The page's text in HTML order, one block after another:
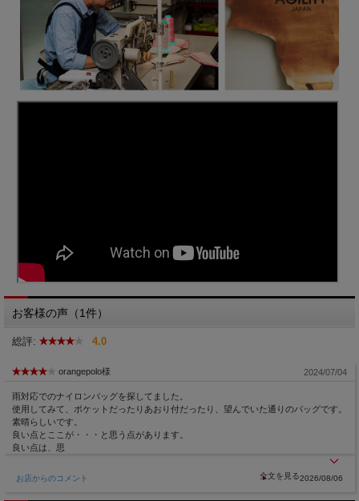
お客様の声（1件）
総評: 4.0
orangepolo様 2024/07/04
雨対応でのナイロンバッグを探してました。
使用してみて、ポケットだったりあおり付だったり、望んでいた通りのバッグです。
素晴らしいです。
良い点とここが・・・と思う点があります。
良い点は、思
お店からのコメント 2026/08/06